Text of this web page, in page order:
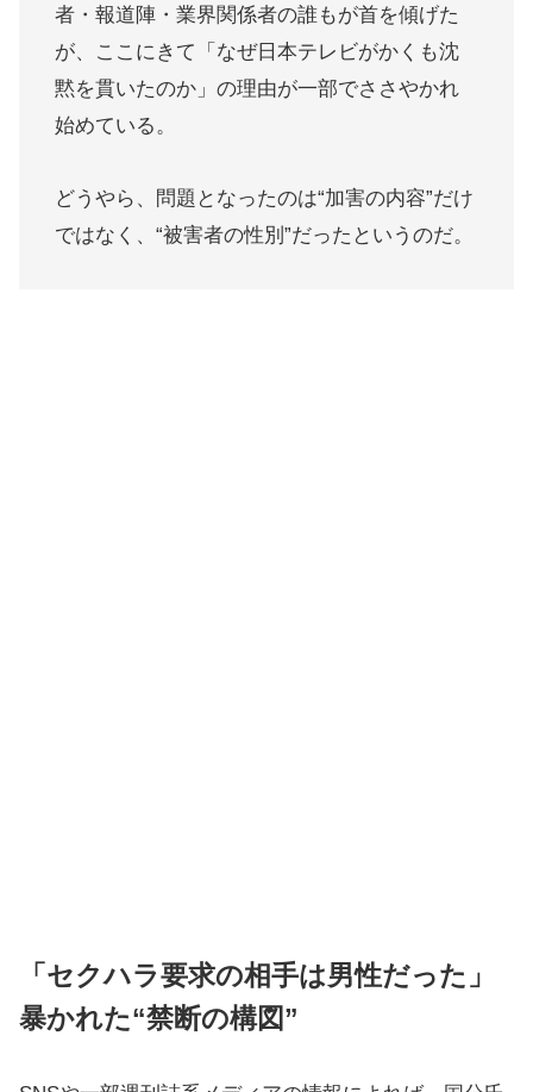
者・報道陣・業界関係者の誰もが首を傾げた
が、ここにきて「なぜ日本テレビがかくも沈
黙を貫いたのか」の理由が一部でささやかれ
始めている。
どうやら、問題となったのは“加害の内容”だけ
ではなく、“被害者の性別”だったというのだ。
「セクハラ要求の相手は男性だった」
暴かれた“禁断の構図”